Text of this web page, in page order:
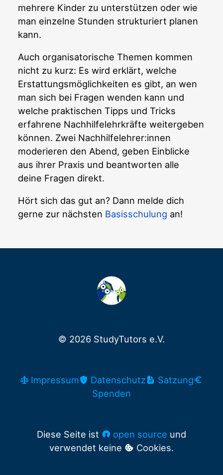
mehrere Kinder zu unterstützen oder wie
man einzelne Stunden strukturiert planen
kann.
Auch organisatorische Themen kommen
nicht zu kurz: Es wird erklärt, welche
Erstattungsmöglichkeiten es gibt, an wen
man sich bei Fragen wenden kann und
welche praktischen Tipps und Tricks
erfahrene Nachhilfelehrkräfte weitergeben
können. Zwei Nachhilfelehrer:innen
moderieren den Abend, geben Einblicke
aus ihrer Praxis und beantworten alle
deine Fragen direkt.
Hört sich das gut an? Dann melde dich
gerne zur nächsten Basisschulung an!
© 2026 StudyTutors e.V.
Impressum Datenschutz
Satzung
Spenden
Diese Seite ist open source und
verwendet keine
Cookies.